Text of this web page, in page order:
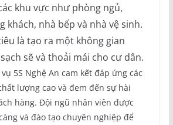
khu vực như phòng ngủ,
khách, nhà bếp và nhà vệ sinh.
là tạo ra một không gian
sẽ và thoải mái cho cư dân.
5S Nghệ An cam kết đáp ứng các
lượng cao và đem đến sự hài
hàng. Đội ngũ nhân viên được
và đào tạo chuyên nghiệp để